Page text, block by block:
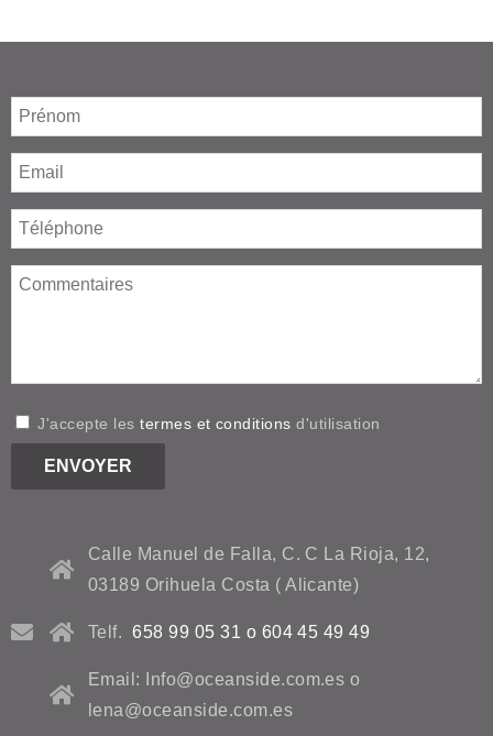
J'accepte lestermes et conditions d'utilisation
Calle Manuel de Falla, C. C La Rioja, 12,
03189 Orihuela Costa ( Alicante)
Telf. 658 99 05 31 o 604 45 49 49
Email: Info@oceanside.com.es o
lena@oceanside.com.es